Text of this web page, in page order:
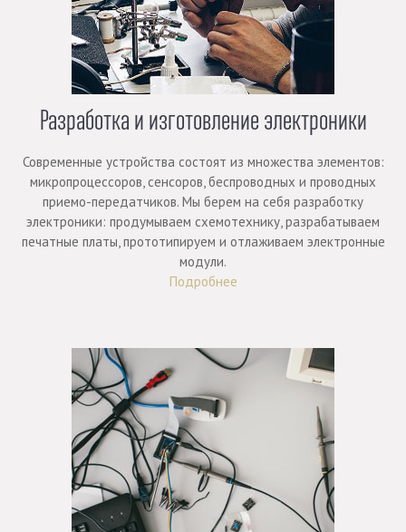
Разработка и изготовление электроники
Современные устройства состоят из множества элементов:
микропроцессоров, сенсоров, беспроводных и проводных
приемо-передатчиков. Мы берем на себя разработку
электроники: продумываем схемотехнику, разрабатываем
печатные платы, прототипируем и отлаживаем электронные
модули.
Подробнее